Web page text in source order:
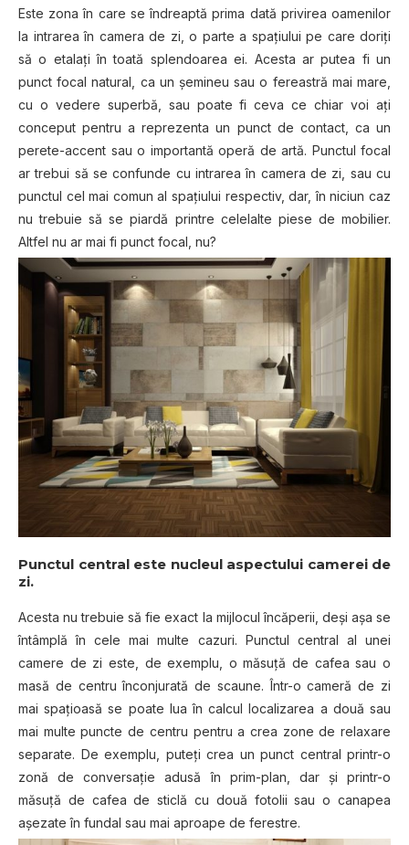
Este zona în care se îndreaptă prima dată privirea oamenilor
la intrarea în camera de zi, o parte a spaţiului pe care doriţi
să o etalaţi în toată splendoarea ei. Acesta ar putea fi un
punct focal natural, ca un șemineu sau o fereastră mai mare,
cu o vedere superbă, sau poate fi ceva ce chiar voi aţi
conceput pentru a reprezenta un punct de contact, ca un
perete-accent sau o importantă operă de artă. Punctul focal
ar trebui să se confunde cu intrarea în camera de zi, sau cu
punctul cel mai comun al spaţiului respectiv, dar, în niciun caz
nu trebuie să se piardă printre celelalte piese de mobilier.
Altfel nu ar mai fi punct focal, nu?
Punctul central este nucleul aspectului camerei de
zi.
Acesta nu trebuie să fie exact la mijlocul încăperii, deși aşa se
întâmplă în cele mai multe cazuri. Punctul central al unei
camere de zi este, de exemplu, o măsuţă de cafea sau o
masă de centru înconjurată de scaune. Într-o cameră de zi
mai spaţioasă se poate lua în calcul localizarea a două sau
mai multe puncte de centru pentru a crea zone de relaxare
separate. De exemplu, puteţi crea un punct central printr-o
zonă de conversaţie adusă în prim-plan, dar şi printr-o
măsuţă de cafea de sticlă cu două fotolii sau o canapea
aşezate în fundal sau mai aproape de ferestre.